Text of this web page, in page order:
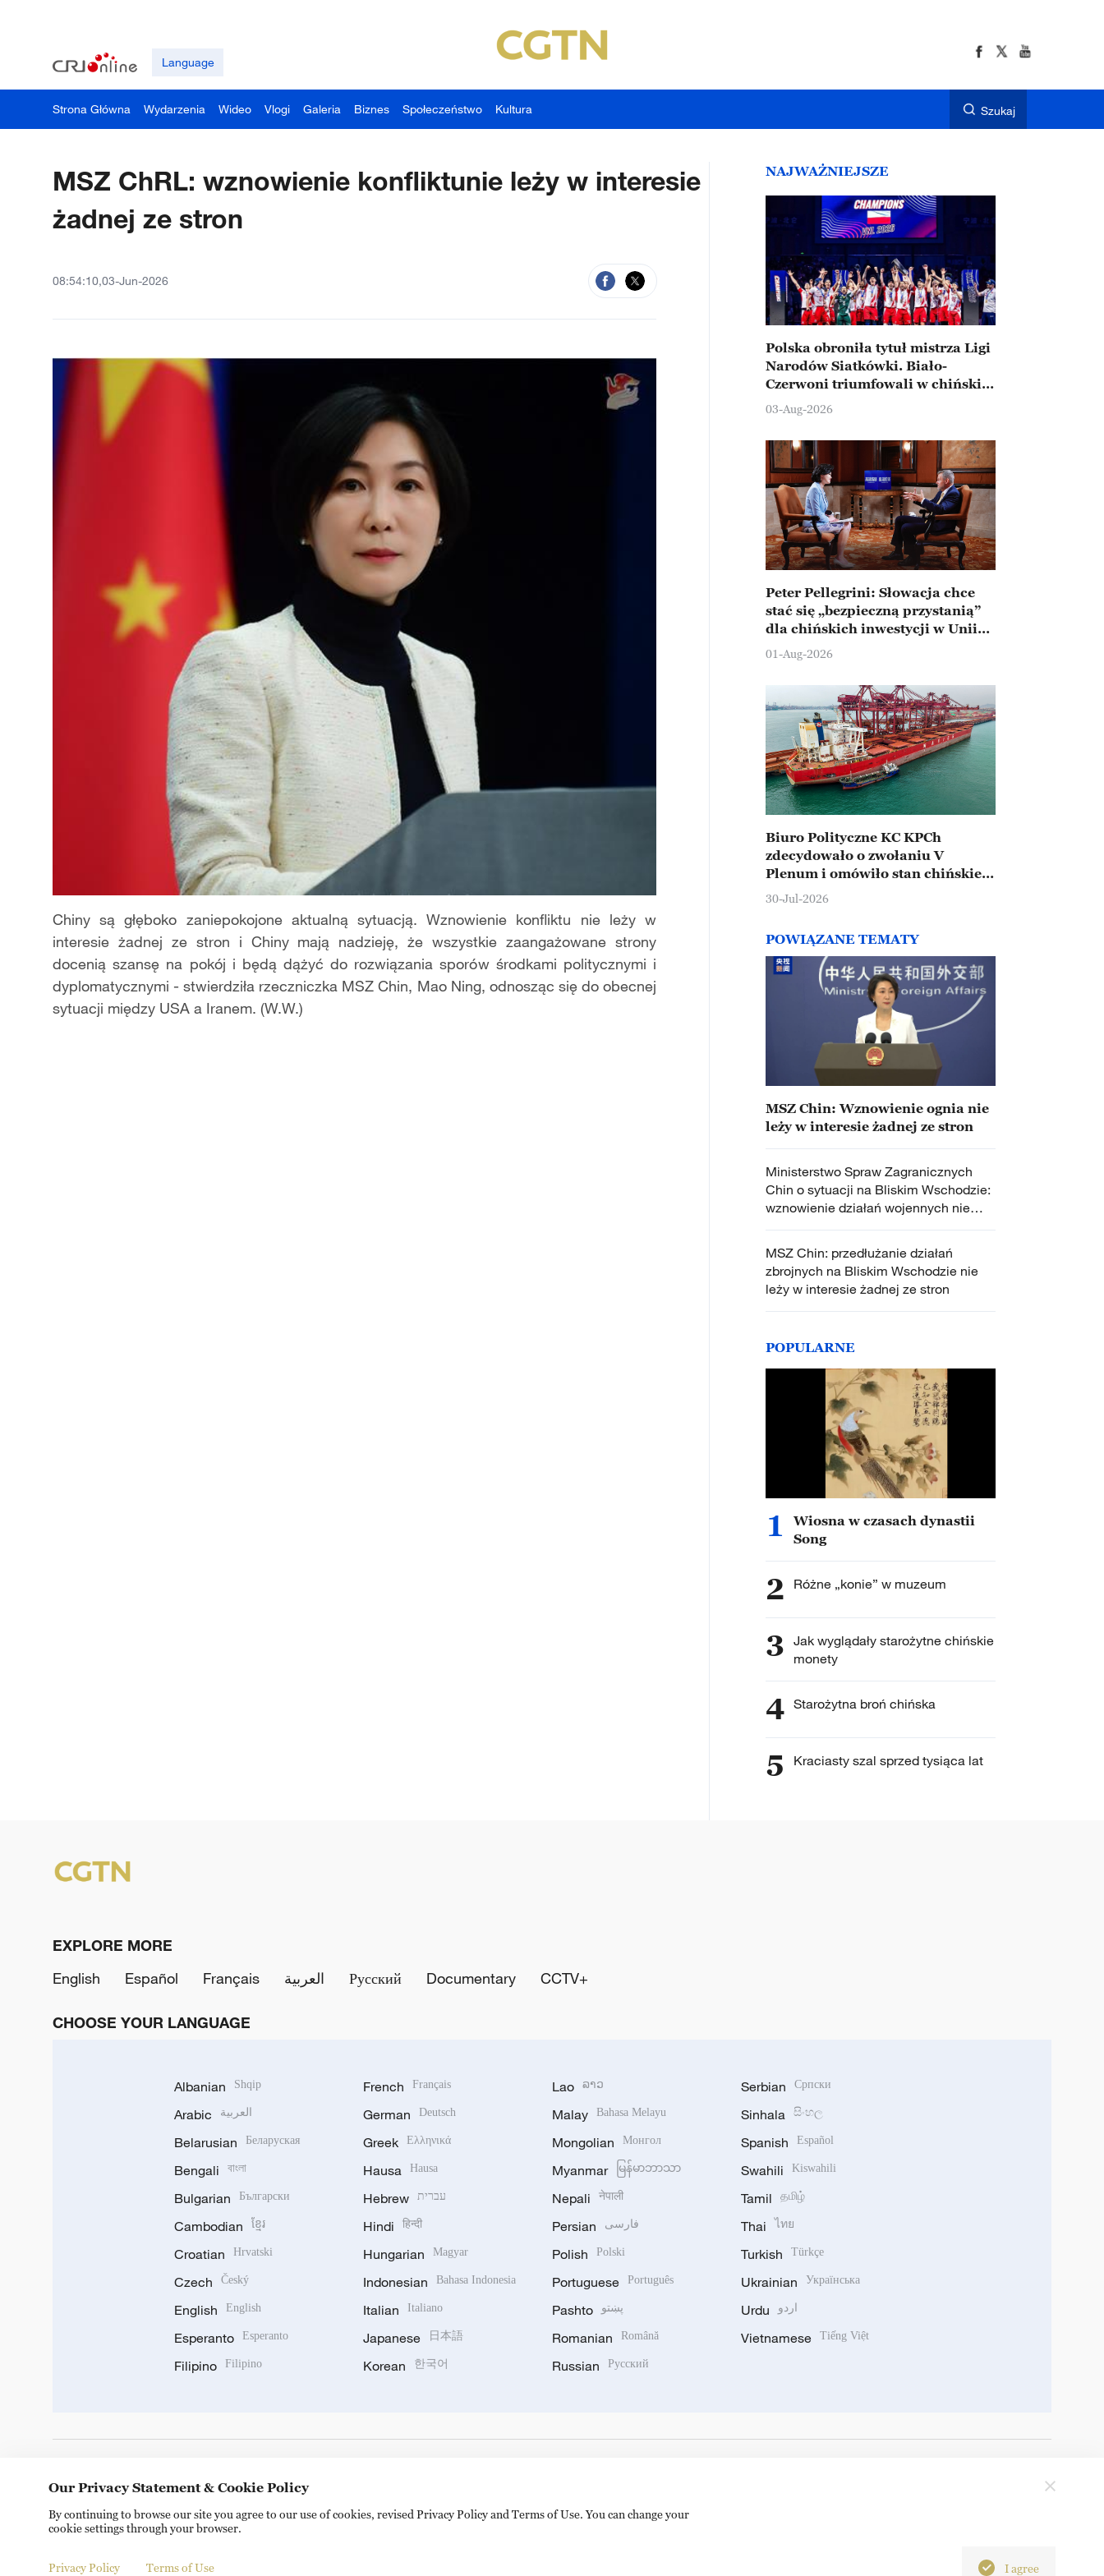
Language
Strona Główna Wydarzenia Wideo Vlogi Galeria Biznes Społeczeństwo Kultura Szukaj
MSZ ChRL: wznowienie konfliktunie leży w interesie
żadnej ze stron
08:54:10,03-Jun-2026
Chiny są głęboko zaniepokojone aktualną sytuacją. Wznowienie konfliktu nie leży w
interesie żadnej ze stron i Chiny mają nadzieję, że wszystkie zaangażowane strony
docenią szansę na pokój i będą dążyć do rozwiązania sporów środkami politycznymi i
dyplomatycznymi - stwierdziła rzeczniczka MSZ Chin, Mao Ning, odnosząc się do obecnej
sytuacji między USA a Iranem. (W.W.)
NAJWAŻNIEJSZE
Polska obroniła tytuł mistrza Ligi
Narodów Siatkówki. Biało-
Czerwoni triumfowali w chińskim
Ningbo
03-Aug-2026
Peter Pellegrini: Słowacja chce
stać się „bezpieczną przystanią”
dla chińskich inwestycji w Unii
Europejskiej
01-Aug-2026
Biuro Polityczne KC KPCh
zdecydowało o zwołaniu V
Plenum i omówiło stan chińskiej
gospodarki
30-Jul-2026
POWIĄZANE TEMATY
MSZ Chin: Wznowienie ognia nie
leży w interesie żadnej ze stron
Ministerstwo Spraw Zagranicznych
Chin o sytuacji na Bliskim Wschodzie:
wznowienie działań wojennych nie
leży w interesie żadnej ze stron
MSZ Chin: przedłużanie działań
zbrojnych na Bliskim Wschodzie nie
leży w interesie żadnej ze stron
POPULARNE
1
Wiosna w czasach dynastii
Song
2 Różne „konie” w muzeum
3 Jak wyglądały starożytne chińskie
monety
4 Starożytna broń chińska
5 Kraciasty szal sprzed tysiąca lat
EXPLORE MORE
English
Español Français العربية Русский Documentary CCTV+
CHOOSE YOUR LANGUAGE
Albanian Shqip
Arabic العربية
Belarusian Беларуская
Bengali বাংলা
Bulgarian Български
Cambodian ខ្មែរ
Croatian Hrvatski
Czech Český
English English
Esperanto Esperanto
Filipino Filipino
French Français
German Deutsch
Greek Ελληνικά
Hausa Hausa
Hebrew עברית
Hindi हिन्दी
Hungarian Magyar
Indonesian Bahasa Indonesia
Italian Italiano
Japanese 日本語
Korean 한국어
Lao ລາວ
Malay Bahasa Melayu
Mongolian Монгол
Myanmar မြန်မာဘာသာ
Nepali नेपाली
Persian فارسی
Polish Polski
Portuguese Português
Pashto پښتو
Romanian Română
Russian Русский
Serbian Српски
Sinhala සිංහල
Spanish Español
Swahili Kiswahili
Tamil தமிழ்
Thai ไทย
Turkish Türkçe
Ukrainian Українська
Urdu اردو
Vietnamese Tiếng Việt
© China Radio International.CRI. All Rights Reserved. 16A Shijingshan Road, Beijing, China. 100040
Our Privacy Statement & Cookie Policy
By continuing to browse our site you agree to our use of cookies, revised Privacy Policy and Terms of Use. You can change your
cookie settings through your browser.
Privacy Policy Terms of Use I agree